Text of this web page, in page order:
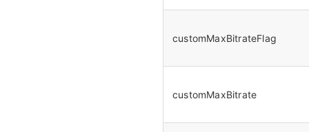
customMaxBitrateFlag
customMaxBitrate